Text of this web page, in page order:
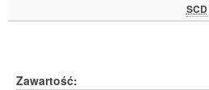
SCD
Zawartość: